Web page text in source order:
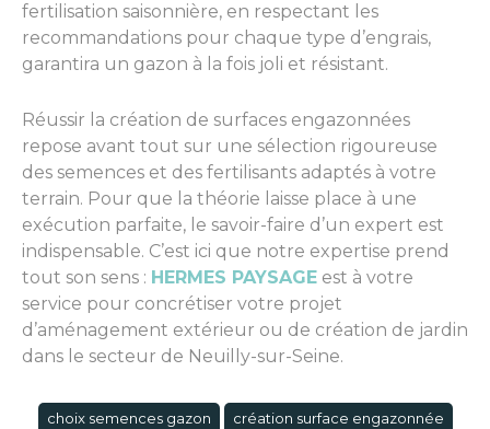
fertilisation saisonnière, en respectant les
recommandations pour chaque type d’engrais,
garantira un gazon à la fois joli et résistant.
Réussir la création de surfaces engazonnées
repose avant tout sur une sélection rigoureuse
des semences et des fertilisants adaptés à votre
terrain. Pour que la théorie laisse place à une
exécution parfaite, le savoir-faire d’un expert est
indispensable. C’est ici que notre expertise prend
tout son sens : HERMES PAYSAGE est à votre
service pour concrétiser votre projet
d’aménagement extérieur ou de création de jardin
dans le secteur de Neuilly-sur-Seine.
choix semences gazon
création surface engazonnée